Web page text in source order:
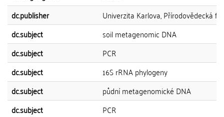
dc.publisher
Univerzita Karlova, Přírodovědecká
dc.subject
soil metagenomic DNA
dc.subject
PCR
dc.subject
16S rRNA phylogeny
dc.subject
půdní metagenomické DNA
dc.subject
PCR